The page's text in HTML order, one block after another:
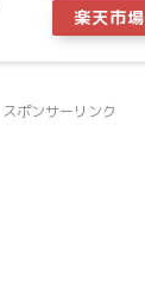
楽天市場
スポンサーリンク